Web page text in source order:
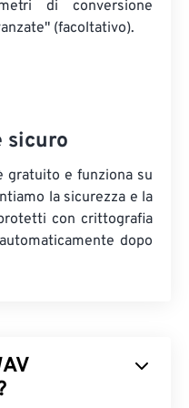
di conversione
(facoltativo).
sicuro
gratuito e funziona su
la sicurezza e la
con crittografia
dopo